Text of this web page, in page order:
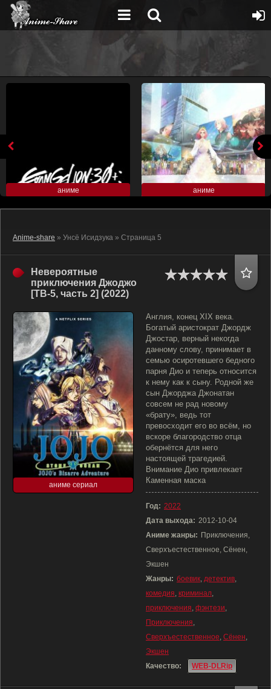
аниме аниме
Anime-share » Унсё Исидзука » Страница 5
Невероятные
приключения Джоджо
[ТВ-5, часть 2] (2022)
аниме сериал
Англия, конец XIX века.
Богатый аристократ Джордж
Джостар, верный некогда
данному слову, принимает в
семью осиротевшего бедного
парня Дио и теперь относится
к нему как к сыну. Родной же
сын Джорджа Джонатан
совсем не рад новому
«брату», ведь тот
превосходит его во всём, но
вскоре благородство отца
обернётся для него
настоящей трагедией.
Внимание Дио привлекает
Каменная маска
Год: 2022
Дата выхода: 2012-10-04
Аниме жанры: Приключения,
Сверхъестественное, Сёнен,
Экшен
Жанры: боевик, детектив,
комедия, криминал,
приключения, фэнтези,
Приключения,
Сверхъестественное, Сёнен,
Экшен
Качество:
WEB-DLRip